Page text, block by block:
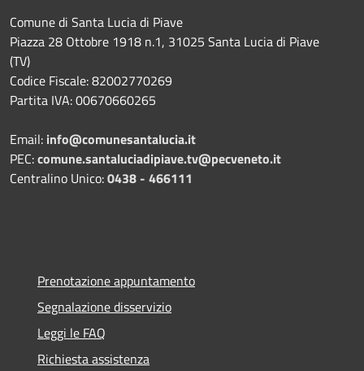
Comune di Santa Lucia di Piave
Piazza 28 Ottobre 1918 n.1, 31025 Santa Lucia di Piave
(TV)
Codice Fiscale: 82002770269
Partita IVA: 00670660265
Email: info@comunesantalucia.it
PEC:comune.santaluciadipiave.tv@pecveneto.it
Centralino Unico:0438 - 466111
Prenotazione appuntamento
Segnalazione disservizio
Leggi le FAQ
Richiesta assistenza